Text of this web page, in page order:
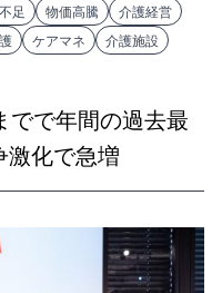
足 物価高騰
介護経営
ケアマネ
介護施設
でで年間の過去最
化で急増